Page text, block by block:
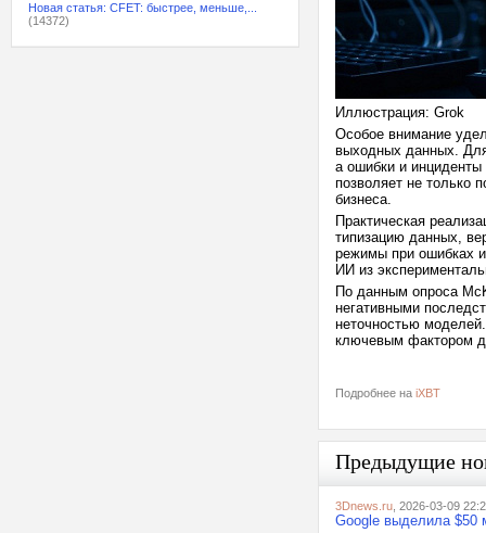
Новая статья: CFET: быстрее, меньше,...
(14372)
Иллюстрация: Grok
Особое внимание
выходных данных.
а ошибки и
позволяет не только
бизнеса.
Практическая
типизацию данных,
режимы при ошибках и
ИИ из
По данным опроса
негативными
неточностью
ключевым фактором
Подробнее на iXBT
Предыдущие
3Dnews.ru , 2026-03-09
Google выделила $50